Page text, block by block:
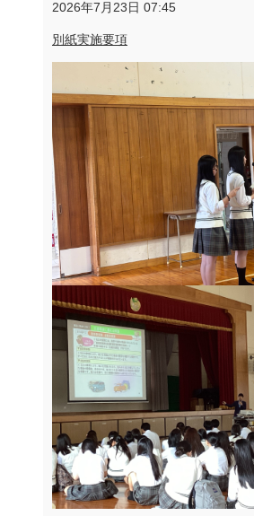
2026年7月23日 07:45
別紙実施要項